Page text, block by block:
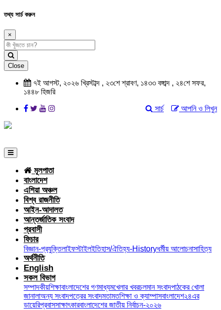
তথ্য সার্চ করুন
×
Close
৭ই আগস্ট, ২০২৬ খ্রিস্টাব্দ , ২৩শে শ্রাবণ, ১৪৩৩ বঙ্গাব্দ , ২৪শে সফর,
১৪৪৮ হিজরি
আপনি ও লিখুন
সার্চ
মূলপাতা
বাংলাদেশ
এশিয়া অঞ্চল
বিশ্ব রাজনীতি
আইন-আদালত
আন্তর্জাতিক সংবাদ
প্রবাসী
ফিচার
বিজ্ঞান-প্রযুক্তিলাইফস্টাইলইতিহাস/ঐতিহ্য-Historyধর্মীয় আলোচনাসাহিত্য
অর্থনীতি
English
সকল বিভাগ
সম্পাদকীয়শিক্ষাবাংলাদেশের গণমাধ্যমখেলার খবরচলমান সংবাদপাঠকের খোলা
জানালাঅন্য সংবাদপত্রের সংবাদমতামতশিক্ষা ও ক্যাম্পাসবাংলাদেশ২৪এর
ডায়েরিপ্রবাসসাক্ষাৎকারবাংলাদেশের জাতীয় নির্বাচন-২০২৬